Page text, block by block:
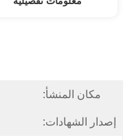
مكان المنشأ:
إصدار الشهادات: